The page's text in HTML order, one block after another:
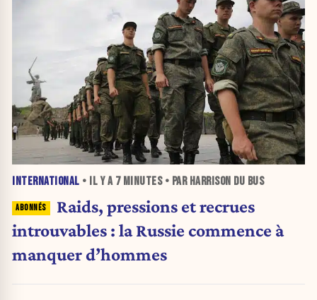
INTERNATIONAL • IL Y A 7 MINUTES• PAR HARRISON DU BUS
Raids, pressions et recrues
introuvables : la Russie commence à
manquer d’hommes